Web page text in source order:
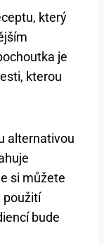
který
⁣je
kterou
alternativou⁤
si můžete
použití
bude